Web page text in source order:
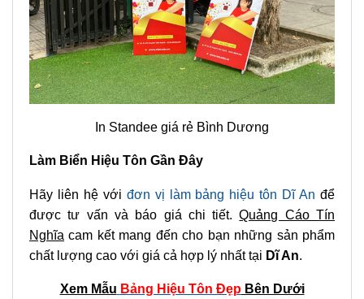
In Standee giá rẻ Bình Dương
Làm Biển Hiệu Tôn Gần Đây
Hãy liên hệ với đơn vị làm bảng hiệu tôn Dĩ An để
được tư vấn và báo giá chi tiết.Quảng Cáo Tín
Nghĩa cam kết mang đến cho bạn những sản phẩm
chất lượng cao với giá cả hợp lý nhất tại Dĩ An.
Xem Mẫu Bảng Hiệu Tôn ĐẹpBên Dưới